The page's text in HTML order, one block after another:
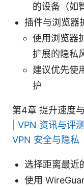
的设备（如
插件与浏览器
使用浏览器
扩展的隐私
建议优先使
护
第4章 提升速度
| VPN 资讯与评
VPN 安全与隐私
选择距离最近
使用